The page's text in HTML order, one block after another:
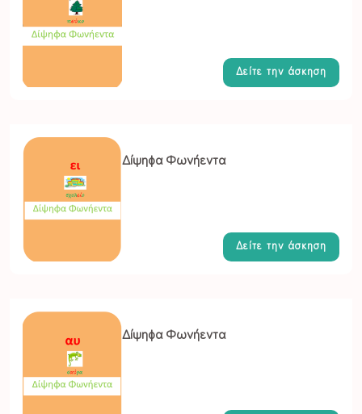
Δείτε την άσκηση
Δίψηφα Φωνήεντα
Δείτε την άσκηση
Δίψηφα Φωνήεντα